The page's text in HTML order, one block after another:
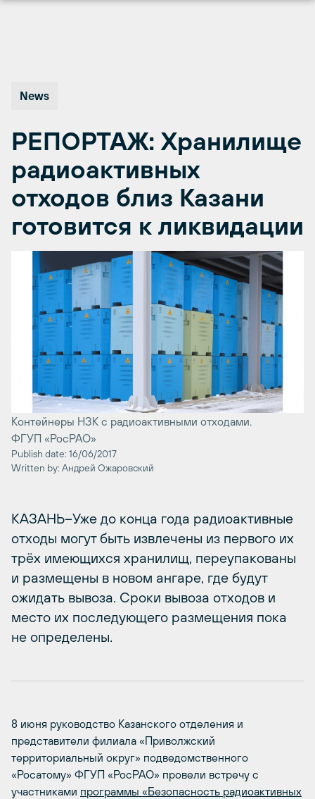
News
РЕПОРТАЖ: Хранилище
радиоактивных
отходов близ Казани
готовится к ликвидации
Контейнеры НЗК с радиоактивными отходами.
ФГУП «РосРАО»
Publish date: 16/06/2017
Written by: Андрей Ожаровский
КАЗАНЬ–Уже до конца года радиоактивные
отходы могут быть извлечены из первого их
трёх имеющихся хранилищ, переупакованы
и размещены в новом ангаре, где будут
ожидать вывоза. Сроки вывоза отходов и
место их последующего размещения пока
не определены.
8 июня руководство Казанского отделения и
представители филиала «Приволжский
территориальный округ» подведомственного
«Росатому» ФГУП «РосРАО» провели встречу с
участниками программы «Безопасность радиоактивных